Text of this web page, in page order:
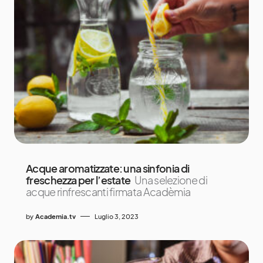
Acque aromatizzate: una sinfonia di
freschezza per l’estate Una selezione di
acque rinfrescanti firmata Acadèmia
by Academia.tv Luglio 3, 2023